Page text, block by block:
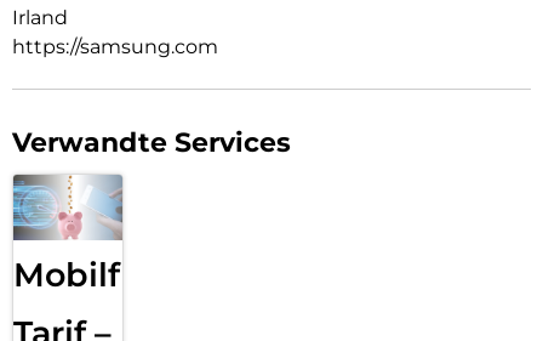
Irland
https://samsung.com
Verwandte Services
Mobilfunk